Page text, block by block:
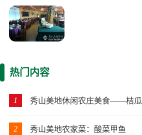
热门内容
1 秀山美地休闲农庄美食——桔瓜
2 秀山美地农家菜：酸菜甲鱼